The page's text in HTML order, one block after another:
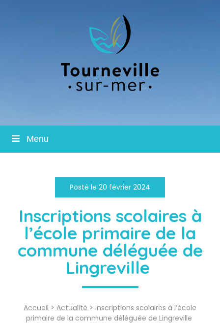
Menu
Posté le 20 février 2024
Inscriptions scolaires à
l’école primaire de la
commune déléguée de
Lingreville
Accueil > Actualité > Inscriptions scolaires à l’école
primaire de la commune déléguée de Lingreville